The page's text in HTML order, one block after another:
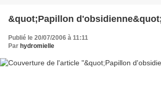
&quot;Papillon
Publié le 20/07/2006 à 11:11
Par hydromielle